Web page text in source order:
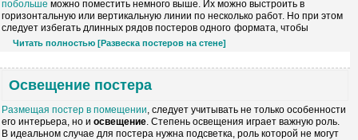
побольше можно поместить немного выше. Их можно выстроить в
горизонтальную или вертикальную линии по несколько работ. Но при этом
следует избегать длинных рядов постеров одного формата, чтобы
Читать полностью [Развеска постеров на стене]
Освещение постера
Размещая постер в помещении, следует учитывать не только особенности
его интерьера, но и освещение. Степень освещения играет важную роль.
В идеальном случае для постера нужна подсветка, роль которой не могут